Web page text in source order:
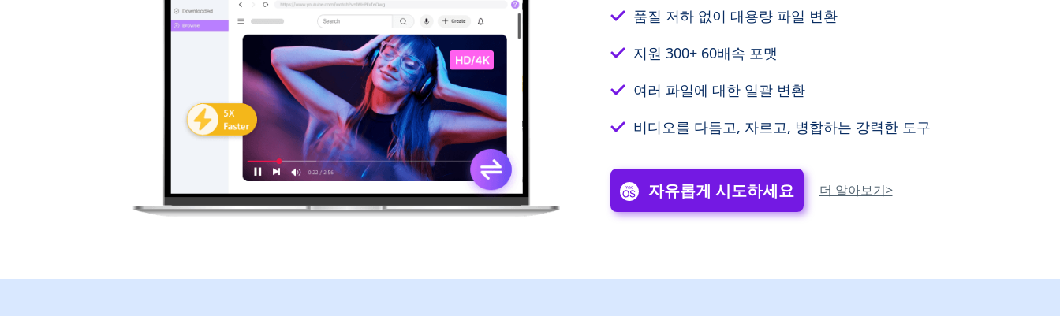
품질 저하 없이 대용량 파일 변환
지원 300+ 60배속 포맷
여러 파일에 대한 일괄 변환
비디오를 다듬고, 자르고, 병합하는 강력한 도구
자유롭게 시도하세요 더 알아보기>